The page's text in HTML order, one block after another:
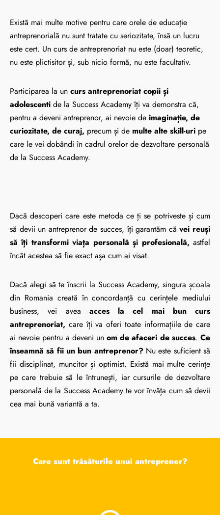
Există mai multe motive pentru care orele de educație
antreprenorială nu sunt tratate cu seriozitate, însă un lucru
este cert. Un curs de antreprenoriat nu este (doar) teoretic,
nu este plictisitor și, sub nicio formă, nu este facultativ.
Participarea la un curs antreprenoriat copii și
adolescenti de la Success Academy îți va demonstra că,
pentru a deveni antreprenor, ai nevoie de imaginație, de
curiozitate, de curaj, precum și de multe alte skill-uri pe
care le vei dobândi în cadrul orelor de dezvoltare personală
de la Success Academy.
Dacă descoperi care este metoda ce ți se potriveste și cum
să devii un antreprenor de succes, îți garantăm căvei reuși
să îți transformi viața personală și profesională, astfel
încât acestea să fie exact așa cum ai visat.
Dacă alegi să te înscrii la Success Academy, singura școala
din Romania creată în concordanță cu cerințele mediului
business, vei avea acces la cel mai bun curs
antreprenoriat, care îți va oferi toate informațiile de care
ai nevoie pentru a deveni unom de afaceri de succes.Ce
înseamnă să fii un bun antreprenor?Nu este suficient să
fii disciplinat, muncitor și optimist. Există mai multe cerințe
pe care trebuie să le întrunești, iar cursurile de dezvoltare
personală de la Success Academy te vor învăța cum să devii
cea mai bună variantă a ta.
Care sunt trăsăturile unui antreprenor?